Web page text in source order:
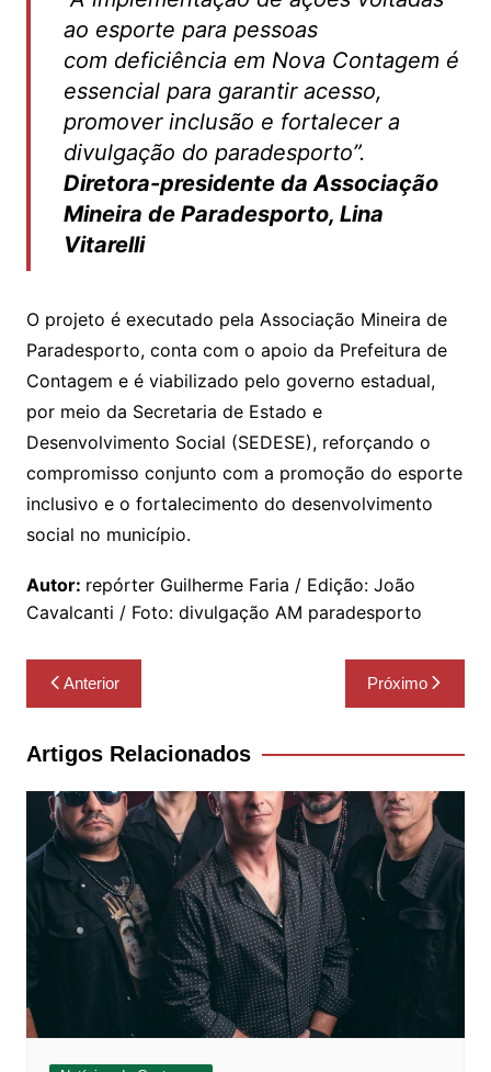
ao esporte para pessoas
com deficiência em Nova Contagem é
essencial para garantir acesso,
promover inclusão e fortalecer a
divulgação do paradesporto”.
Diretora-presidente da Associação
Mineira de Paradesporto, Lina
Vitarelli
O projeto é executado pela Associação Mineira de
Paradesporto, conta com o apoio da Prefeitura de
Contagem e é viabilizado pelo governo estadual,
por meio da Secretaria de Estado e
Desenvolvimento Social (SEDESE), reforçando o
compromisso conjunto com a promoção do esporte
inclusivo e o fortalecimento do desenvolvimento
social no município.
Autor: repórter Guilherme Faria / Edição: João
Cavalcanti / Foto: divulgação AM paradesporto
Navegação
de
Post
Anterior Próximo
Artigos Relacionados